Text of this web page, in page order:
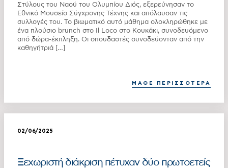
Στύλους του Ναού του Ολυμπίου Διός, εξερεύνησαν το
Εθνικό Μουσείο Σύγχρονης Τέχνης και απόλαυσαν τις
συλλογές του. Το βιωματικό αυτό μάθημα ολοκληρώθηκε με
ένα πλούσιο brunch στο Il Loco στο Κουκάκι, συνοδευόμενο
από δώρα-έκπληξη. Οι σπουδαστές συνοδεύονταν από την
καθηγήτριά […]
ΜΑΘΕ ΠΕΡΙΣΣΟΤΕΡΑ
02/06/2025
Ξεχωριστή διάκριση πέτυχαν δύο πρωτοετείς